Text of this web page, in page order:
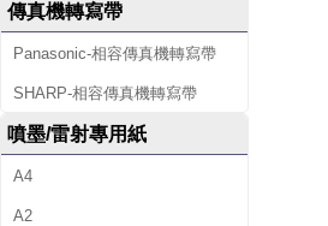
傳真機轉寫帶
Panasonic-相容傳真機轉寫帶
SHARP-相容傳真機轉寫帶
噴墨/雷射專用紙
A4
A2